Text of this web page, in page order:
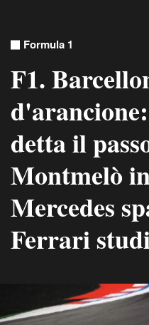
Formula 1
F1.
detta il
Montmelò
Mercedes
Ferrari